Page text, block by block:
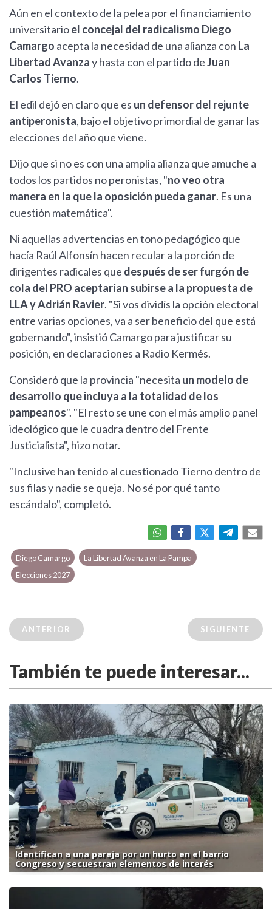
Aún en el contexto de la pelea por el financiamiento
universitarioel concejal del radicalismo Diego
Camargo acepta la necesidad de una alianza con La
Libertad Avanzay hasta con el partido deJuan
Carlos Tierno.
El edil dejó en claro que es un defensor del rejunte
antiperonista, bajo el objetivo primordial de ganar las
elecciones del año que viene.
Dijo que si no es con una amplia alianza que amuche a
todos los partidos no peronistas, "no veo otra
manera en la que la oposición pueda ganar. Es una
cuestión matemática".
Ni aquellas advertencias en tono pedagógico que
hacía Raúl Alfonsín hacen recular a la porción de
dirigentes radicales que después de ser furgón de
cola del PRO aceptarían subirse a la propuesta de
LLA y Adrián Ravier. "Si vos dividís la opción electoral
entre varias opciones, va a ser beneficio del que está
gobernando", insistió Camargo para justificar su
posición, en declaraciones a Radio Kermés.
Consideró que la provincia "necesita un modelo de
desarrollo que incluya a la totalidad de los
pampeanos". "El resto se une con el más amplio panel
ideológico que le cuadra dentro del Frente
Justicialista", hizo notar.
"Inclusive han tenido al cuestionado Tierno dentro de
sus filas y nadie se queja. No sé por qué tanto
escándalo", completó.
Diego Camargo
La Libertad Avanza en La Pampa
Elecciones 2027
ANTERIOR SIGUIENTE
También te puede interesar...
Identifican a una pareja por un hurto en el barrio
Congreso y secuestran elementos de interés